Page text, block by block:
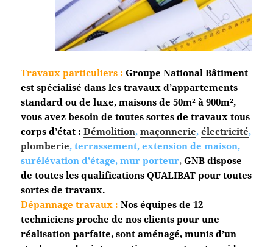
Travaux particuliers : Groupe National Bâtiment
est spécialisé dans les travaux d’appartements
standard ou de luxe, maisons de 50m² à 900m²,
vous avez besoin de toutes sortes de travaux tous
corps d’état : Démolition,maçonnerie,électricité,
plomberie, terrassement, extension de maison,
surélévation d’étage, mur porteur,GNB dispose
de toutes les qualifications QUALIBAT pour toutes
sortes de travaux.
Dépannage travaux : Nos équipes de 12
techniciens proche de nos clients pour une
réalisation parfaite, sont aménagé, munis d’un